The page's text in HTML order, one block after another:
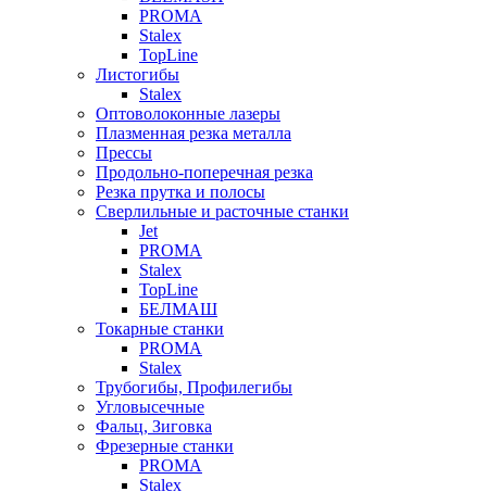
PROMA
Stalex
TopLine
Листогибы
Stalex
Оптоволоконные лазеры
Плазменная резка металла
Прессы
Продольно-поперечная резка
Резка прутка и полосы
Сверлильные и расточные станки
Jet
PROMA
Stalex
TopLine
БЕЛМАШ
Токарные станки
PROMA
Stalex
Трубогибы, Профилегибы
Угловысечные
Фальц, Зиговка
Фрезерные станки
PROMA
Stalex